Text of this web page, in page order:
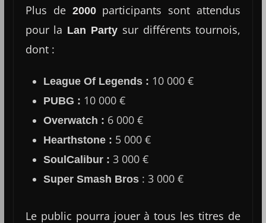
Plus de 2000participants sont attendus
pour la Lan Party sur différents tournois,
dont :
League Of Legends : 10 000 €
PUBG : 10 000 €
Overwatch : 6 000 €
Hearthstone : 5 000 €
SoulCalibur : 3 000 €
Super Smash Bros: 3 000 €
Le public pourra jouer à tous les titres de